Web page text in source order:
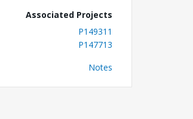
Associated Projects
P149311
P147713
Notes